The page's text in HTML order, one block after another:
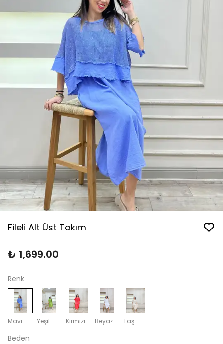
Fileli Alt Üst Takım
₺ 1,699.00
Renk
Mavi Yeşil Kırmızı Beyaz Taş
Beden